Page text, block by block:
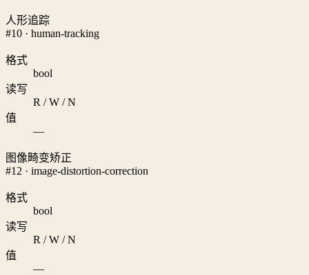
人形追踪
#10 · human-tracking
格式
bool
读写
R / W / N
值
—
图像畸变矫正
#12 · image-distortion-correction
格式
bool
读写
R / W / N
值
—